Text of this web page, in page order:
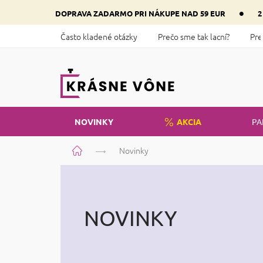
obsah
DOPRAVA ZADARMO PRI NÁKUPE NAD 59 EUR •
Často kladené otázky Prečo sme tak lacní?
NOVINKY AKCIA
Domov Novinky
NOVINKY